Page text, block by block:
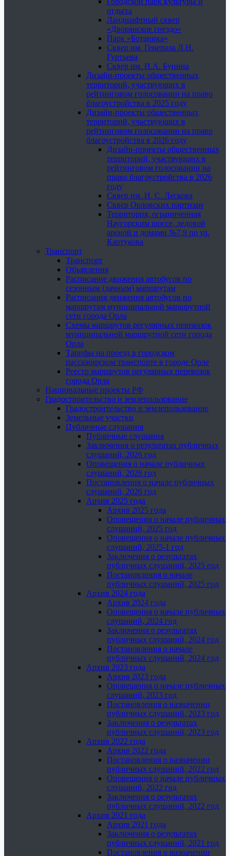
отдыха
Ландшафтный сквер
«Дворянское гнездо»
Парк «Ботаника»
Сквер им. Генерала Л.Н.
Гуртьева
Сквер им. И.А. Бунина
Дизайн-проекты общественных
территорий, участвующих в
рейтинговом голосовании на право
благоустройства в 2025 году
Дизайн-проекты общественных
территорий, участвующих в
рейтинговом голосовании на право
благоустройства в 2026 году
Дизайн-проекты общественных
территорий, участвующих в
рейтинговом голосовании на
право благоустройства в 2026
году
Сквер им. Н. С. Лескова
Сквер Орловских партизан
Территория, ограниченная
Наугорским шоссе, ледовой
ареной и домами №7,9 по ул.
Картукова
Транспорт
Транспорт
Объявления
Расписание движения автобусов по
сезонным (дачным) маршрутам
Расписания движения автобусов по
маршрутам муниципальной маршрутной
сети города Орла
Схемы маршрутов регулярных перевозок
муниципальной маршрутной сети города
Орла
Тарифы на проезд в городском
пассажирском транспорте в городе Орле
Реестр маршрутов регулярных перевозок
города Орла
Национальные проекты РФ
Градостроительство и землепользование
Градостроительство и землепользование
Земельные участки
Публичные слушания
Публичные слушания
Заключения о результатах публичных
слушаний, 2026 год
Оповещения о начале публичных
слушаний, 2026 год
Постановления о начале публичных
слушаний, 2026 год
Архив 2025 года
Архив 2025 года
Оповещения о начале публичных
слушаний, 2025 год
Оповещения о начале публичных
слушаний, 2025-1 год
Заключения о результатах
публичных слушаний, 2025 год
Постановления о начале
публичных слушаний, 2025 год
Архив 2024 года
Архив 2024 года
Оповещения о начале публичных
слушаний, 2024 год
Заключения о результатах
публичных слушаний, 2024 год
Постановления о начале
публичных слушаний, 2024 год
Архив 2023 года
Архив 2023 года
Оповещения о начале публичных
слушаний, 2023 год
Постановления о назначении
публичных слушаний, 2023 год
Заключения о результатах
публичных слушаний, 2023 год
Архив 2022 года
Архив 2022 года
Постановления о назначении
публичных слушаний, 2022 год
Оповещения о начале публичных
слушаний, 2022 год
Заключения о результатах
публичных слушаний, 2022 год
Архив 2021 года
Архив 2021 года
Заключения о результатах
публичных слушаний, 2021 год
Постановления о назначении